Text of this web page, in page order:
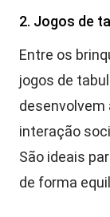
2. Jogos de
Entre os
jogos de
desenvolvem
interação
São ideais
de forma